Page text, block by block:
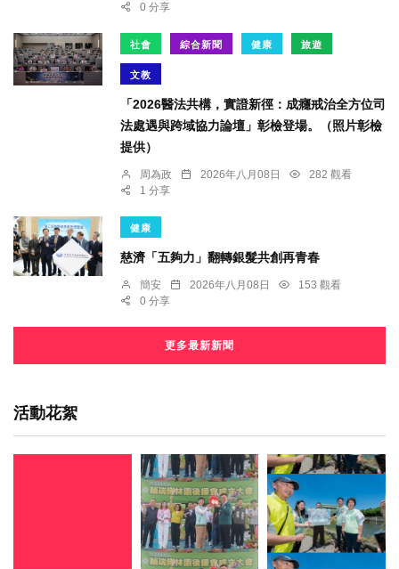
0 分享
社會 綜合新聞 健康 旅遊
文教
「2026醫法共構，實證新徑：成癮戒治全方位司
法處遇與跨域協力論壇」彰檢登場。（照片彰檢
提供）
周為政 2026年八月08日
282 觀看
1 分享
健康
慈濟「五夠力」翻轉銀髮共創再青春
簡安 2026年八月08日
153 觀看
0 分享
更多最新新聞
活動花絮